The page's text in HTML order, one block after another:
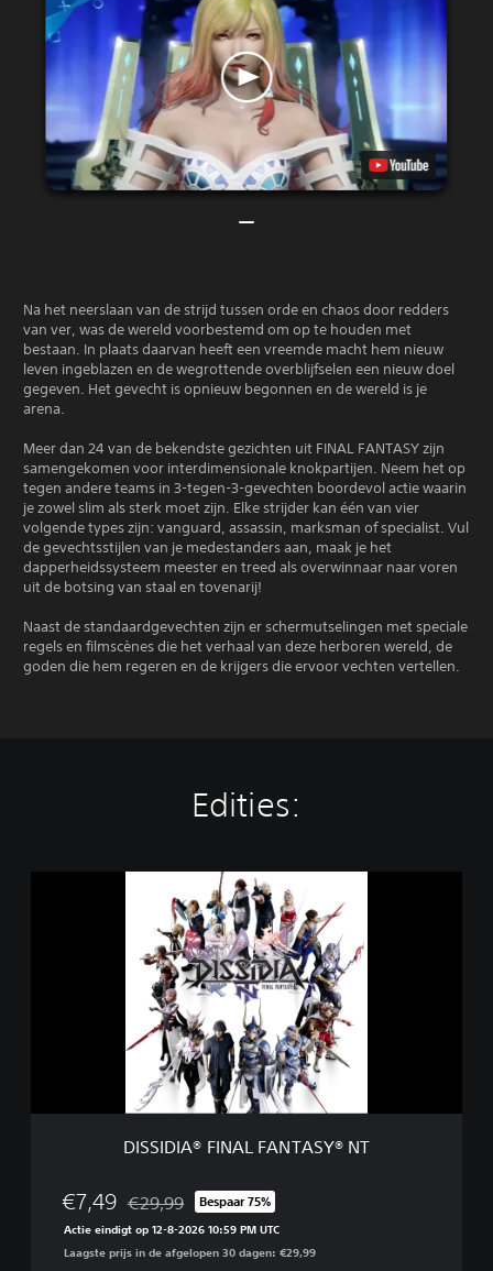
Na het neerslaan van de strijd tussen orde en chaos door redders
van ver, was de wereld voorbestemd om op te houden met
bestaan. In plaats daarvan heeft een vreemde macht hem nieuw
leven ingeblazen en de wegrottende overblijfselen een nieuw doel
gegeven. Het gevecht is opnieuw begonnen en de wereld is je
arena.
Meer dan 24 van de bekendste gezichten uit FINAL FANTASY zijn
samengekomen voor interdimensionale knokpartijen. Neem het op
tegen andere teams in 3-tegen-3-gevechten boordevol actie waarin
je zowel slim als sterk moet zijn. Elke strijder kan één van vier
volgende types zijn: vanguard, assassin, marksman of specialist. Vul
de gevechtsstijlen van je medestanders aan, maak je het
dapperheidssysteem meester en treed als overwinnaar naar voren
uit de botsing van staal en tovenarij!
Naast de standaardgevechten zijn er schermutselingen met speciale
regels en filmscènes die het verhaal van deze herboren wereld, de
goden die hem regeren en de krijgers die ervoor vechten vertellen.
Edities:
N
DISSIDIA® FINAL FANTASY® NT
€7,49 Korting ten opzichte van de oorspronkelijke prijs
€29,99 Bespaar 75%
Actie eindigt op 12-8-2026 10:59 PM UTC
Laagste prijs in de afgelopen 30 dagen: €29,99